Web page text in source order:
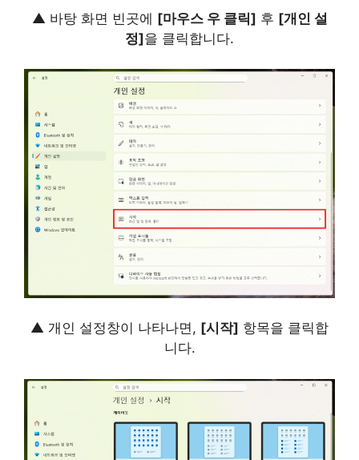
▲ 바탕 화면 빈곳에 [마우스 우 클릭] 후 [개인 설
정]을 클릭합니다.
▲ 개인 설정창이 나타나면, [시작] 항목을 클릭합
니다.